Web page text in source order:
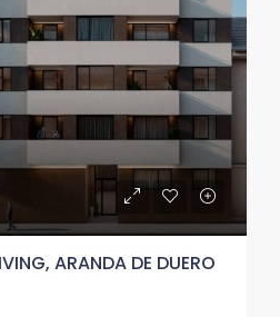
ARANDA DE DUERO